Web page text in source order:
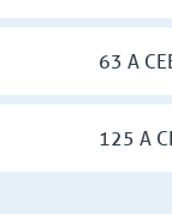
63 A
125 A